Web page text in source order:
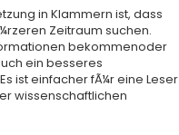
in Klammern ist, dass
Zeitraum suchen.
bekommenoder
ein besseres
ist einfacher fÃ¼r eine Leser
wissenschaftlichen